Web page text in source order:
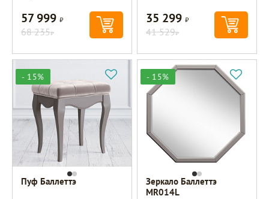
57 999Р
68 235Р
35 299Р
41 529Р
- 15%
Пуф Баллеттэ
- 15%
Зеркало Баллеттэ
MR014L